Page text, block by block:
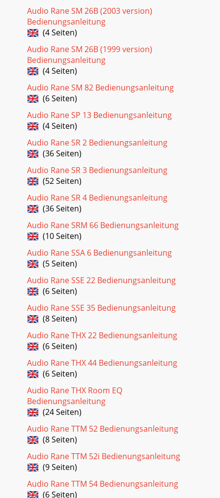
Audio Rane SM 26B (2003 version)
Bedienungsanleitung
(4 Seiten)
Audio Rane SM 26B (1999 version)
Bedienungsanleitung
(4 Seiten)
Audio Rane SM 82 Bedienungsanleitung
(6 Seiten)
Audio Rane SP 13 Bedienungsanleitung
(4 Seiten)
Audio Rane SR 2 Bedienungsanleitung
(36 Seiten)
Audio Rane SR 3 Bedienungsanleitung
(52 Seiten)
Audio Rane SR 4 Bedienungsanleitung
(36 Seiten)
Audio Rane SRM 66 Bedienungsanleitung
(10 Seiten)
Audio Rane SSA 6 Bedienungsanleitung
(5 Seiten)
Audio Rane SSE 22 Bedienungsanleitung
(6 Seiten)
Audio Rane SSE 35 Bedienungsanleitung
(8 Seiten)
Audio Rane THX 22 Bedienungsanleitung
(6 Seiten)
Audio Rane THX 44 Bedienungsanleitung
(6 Seiten)
Audio Rane THX Room EQ
Bedienungsanleitung
(24 Seiten)
Audio Rane TTM 52 Bedienungsanleitung
(8 Seiten)
Audio Rane TTM 52i Bedienungsanleitung
(9 Seiten)
Audio Rane TTM 54 Bedienungsanleitung
(6 Seiten)